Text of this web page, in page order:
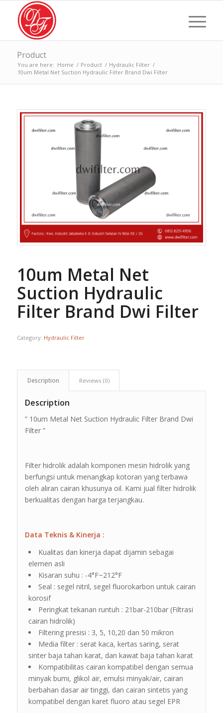
Product
You are here: Home / Product / Hydraulic Filter /
10um Metal Net Suction Hydraulic Filter Brand Dwi Filter
10um Metal Net
Suction Hydraulic
Filter Brand Dwi Filter
Category: Hydraulic Filter
Description Reviews (0)
Description
” 10um Metal Net Suction Hydraulic Filter Brand Dwi
Filter ”
Filter hidrolik adalah komponen mesin hidrolik yang
berfungsi untuk menangkap kotoran yang terbawa
oleh aliran cairan khusunya oil. Kami jual filter hidrolik
berkualitas dengan harga terjangkau.
Data Teknis & Kinerja :
Kualitas dan kinerja dapat dijamin sebagai
elemen asli
Kisaran suhu : -4°F~212°F
Seal : segel nitril, segel fluorokarbon untuk cairan
korosif
Peringkat tekanan runtuh : 21bar-210bar (Filtrasi
cairan hidrolik)
Filtering presisi : 3, 5, 10,20 dan 50 mikron
Media filter : serat kaca, kertas saring, serat
sinter baja tahan karat, dan kawat baja tahan karat
Kompatibilitas cairan kompatibel dengan semua
minyak bumi, glikol air, emulsi minyak/air, cairan
berbahan dasar air tinggi, dan cairan sintetis yang
kompatibel dengan karet fluoro atau segel EPR